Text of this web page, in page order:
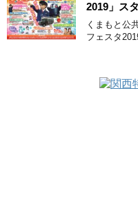
2019」ス
くまもと公
フェスタ